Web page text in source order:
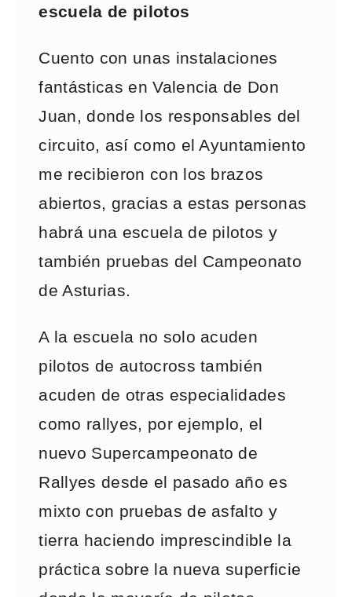
escuela de pilotos
Cuento con unas instalaciones
fantásticas en Valencia de Don
Juan, donde los responsables del
circuito, así como el Ayuntamiento
me recibieron con los brazos
abiertos, gracias a estas personas
habrá una escuela de pilotos y
también pruebas del Campeonato
de Asturias.
A la escuela no solo acuden
pilotos de autocross también
acuden de otras especialidades
como rallyes, por ejemplo, el
nuevo Supercampeonato de
Rallyes desde el pasado año es
mixto con pruebas de asfalto y
tierra haciendo imprescindible la
práctica sobre la nueva superficie